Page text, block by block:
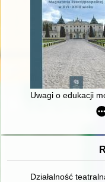
Uwagi o edukacji
Działalność